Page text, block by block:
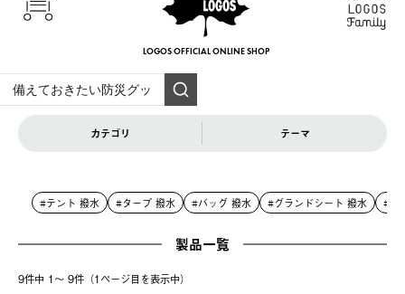
LOGOS OFFICIAL ONLINE SHOP
カテゴリ テーマ
#テント 撥水 #タープ 撥水 #バッグ 撥水 #グランドシート 撥水 #寝
製品一覧
9件中 1〜 9件（1ページ⽬を表⽰中）